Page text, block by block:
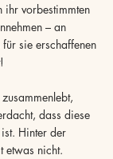
ihr vorbestimmten
– an
sie erschaffenen
dass diese
Hinter der
etwas nicht.